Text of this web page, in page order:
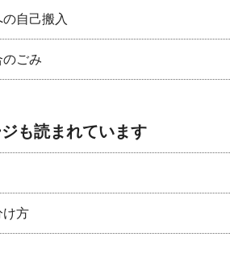
自己搬入
ごみ
も読まれています
け方